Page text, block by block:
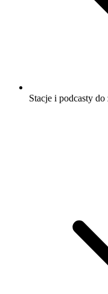
Stacje i podcasty do